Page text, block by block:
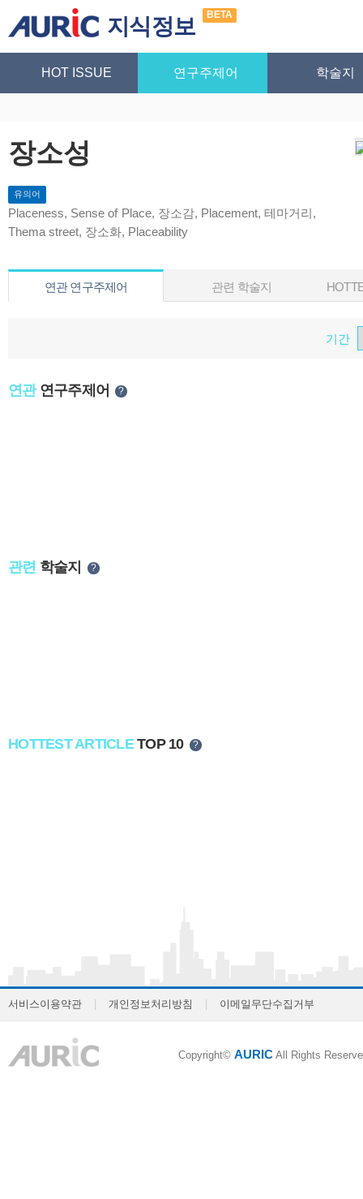
지식정보 BETA
HOT ISSUE 연구주제어 학술지
장소성
유의어
Placeness, Sense of Place, 장소감, Placement, 테마거리,
Thema street, 장소화, Placeability
연관 연구주제어 관련 학술지
기간
연관연구주제어 ?
관련 학술지 ?
HOTTEST ARTICLETOP 10 ?
서비스이용약관 개인정보처리방침 이메일무단수집거부
Copyright© AURIC All Rights